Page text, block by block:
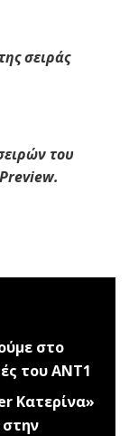
σειράς
του
στο
του ΑΝΤ1
Κατερίνα»